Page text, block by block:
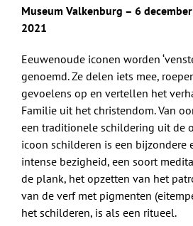
Museum Valkenburg – 6
2021
Eeuwenoude iconen worden
genoemd. Ze delen iets mee,
gevoelens op en vertellen het
Familie uit het christendom. Van
een traditionele schildering uit de
icoon schilderen is een bijzondere
intense bezigheid, een soort
de plank, het opzetten van het
van de verf met pigmenten
het schilderen, is als een ritueel.